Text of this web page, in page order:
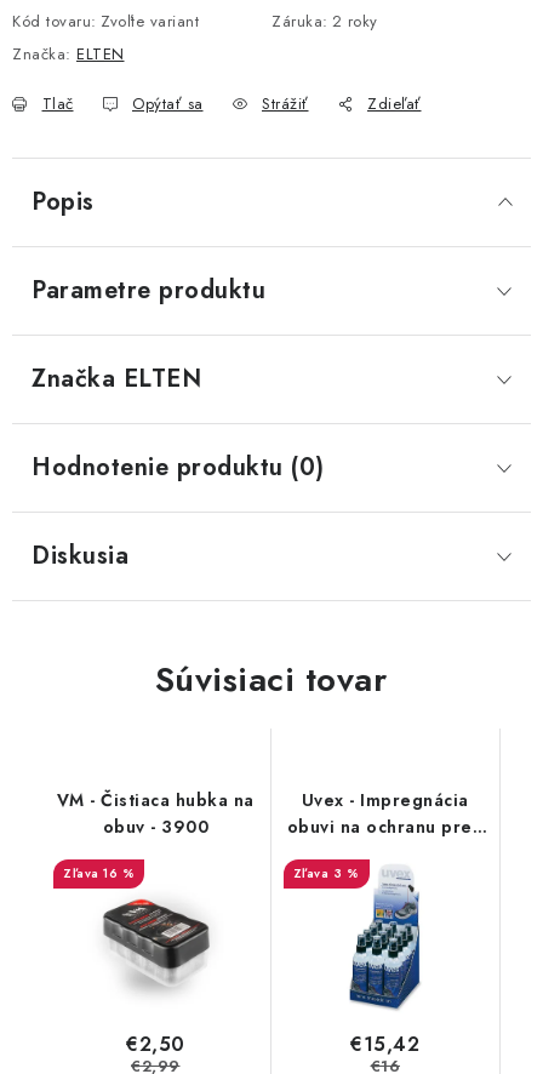
Kód tovaru: Zvoľte variant Záruka: 2 roky
Značka: ELTEN
Tlač Opýtať sa Strážiť Zdieľať
Popis
Parametre produktu
Značka ELTEN
Hodnotenie produktu (0)
Diskusia
Súvisiaci tovar
VM - Čistiaca hubka na
obuv - 3900
16 %
€2,50
€2,99
Uvex - Impregnácia
obuvi na ochranu pred
premočením a
škvrnami 100 ml
9698/1
3 %
€15,42
€16